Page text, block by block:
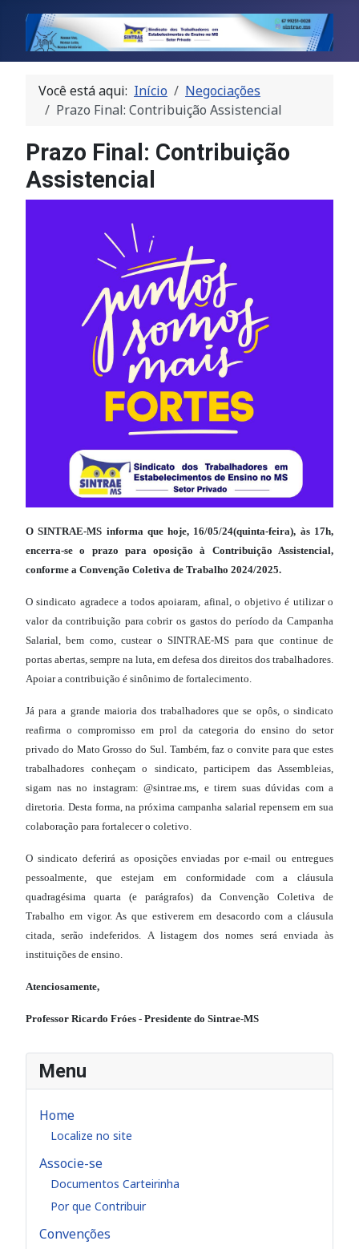
Menu
Home
Localize no site
Associe-se
Documentos Carteirinha
Por que Contribuir
Convenções
Você está aqui: Início
Negociações
Prazo Final: Contribuição Assistencial
Prazo Final: Contribuição
Assistencial
O SINTRAE-MS informa que hoje, 16/05/24(quinta-feira), às 17h,
encerra-se o prazo para oposição à Contribuição Assistencial,
conforme a Convenção Coletiva de Trabalho 2024/2025.
O sindicato agradece a todos apoiaram, afinal, o objetivo é utilizar o
valor da contribuição para cobrir os gastos do período da Campanha
Salarial, bem como, custear o SINTRAE-MS para que continue de
portas abertas, sempre na luta, em defesa dos direitos dos trabalhadores.
Apoiar a contribuição é sinônimo de fortalecimento.
Já para a grande maioria dos trabalhadores que se opôs, o sindicato
reafirma o compromisso em prol da categoria do ensino do setor
privado do Mato Grosso do Sul. Também, faz o convite para que estes
trabalhadores conheçam o sindicato, participem das Assembleias,
sigam nas no instagram: @sintrae.ms, e tirem suas dúvidas com a
diretoria. Desta forma, na próxima campanha salarial repensem em sua
colaboração para fortalecer o coletivo.
O sindicato deferirá as oposições enviadas por e-mail ou entregues
pessoalmente, que estejam em conformidade com a cláusula
quadragésima quarta (e parágrafos) da Convenção Coletiva de
Trabalho em vigor. As que estiverem em desacordo com a cláusula
citada, serão indeferidos. A listagem dos nomes será enviada às
instituições de ensino.
Atenciosamente,
Professor Ricardo Fróes - Presidente do Sintrae-MS